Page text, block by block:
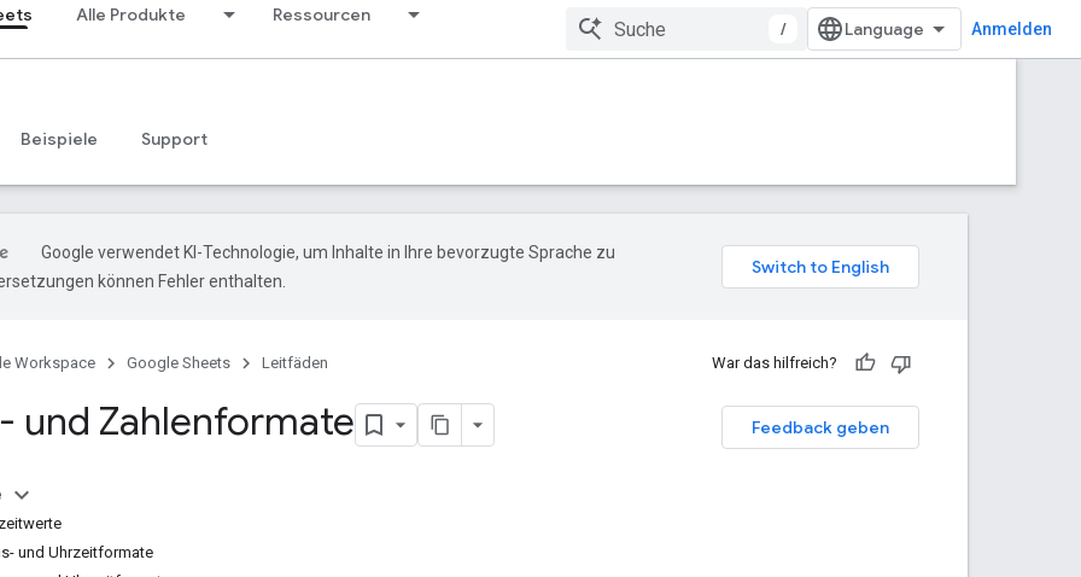
Alle Produkte Ressourcen
/ Anmelden
Beispiele Support
Google verwendet KI-Technologie, um Inhalte in Ihre bevorzugte Sprache zu
können Fehler enthalten.
Workspace Google Sheets Leitfäden War das hilfreich?
Feedback geben
und Zahlenformate
und Uhrzeitformate